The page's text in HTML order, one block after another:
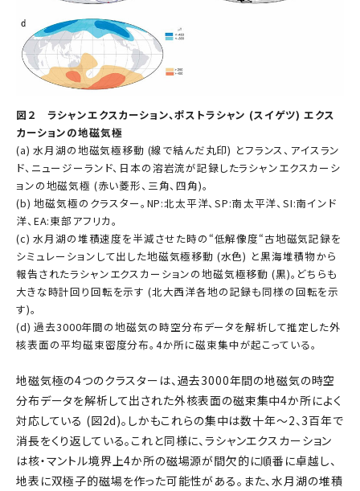
図２ ラシャンエクスカーション、ポストラシャン (スイゲツ) エクス
カーションの地磁気極
(a) 水月湖の地磁気極移動 (線で結んだ丸印) とフランス、アイスラン
ド、ニュージーランド、日本の溶岩流が記録したラシャンエクスカーシ
ョンの地磁気極 (赤い菱形、三角、四角)。
(b) 地磁気極のクラスター。NP:北太平洋、SP:南太平洋、SI:南インド
洋、EA:東部アフリカ。
(c) 水月湖の堆積速度を半減させた時の“低解像度“古地磁気記録を
シミュレーションして出した地磁気極移動 (水色) と黒海堆積物から
報告されたラシャンエクスカーションの地磁気極移動 (黒)。どちらも
大きな時計回り回転を示す (北大西洋各地の記録も同様の回転を示
す)。
(d) 過去3000年間の地磁気の時空分布データを解析して推定した外
核表面の平均磁束密度分布。4か所に磁束集中が起こっている。
地磁気極の4つのクラスターは、過去3000年間の地磁気の時空
分布データを解析して出された外核表面の磁束集中4か所によく
対応している (図2d)。しかもこれらの集中は数十年～2、3百年で
消長をくり返している。これと同様に、ラシャンエクスカーション
は核・マントル境界上4か所の磁場源が間欠的に順番に卓越し、
地表に双極子的磁場を作った可能性がある。また、水月湖の堆積